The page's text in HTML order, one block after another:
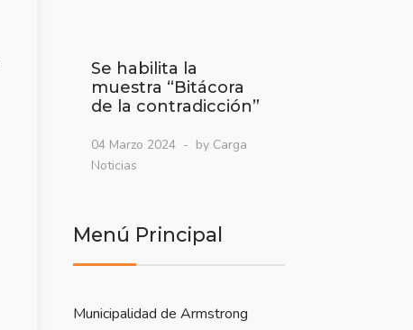
Se habilita la
muestra “Bitácora
de la contradicción”
04 Marzo 2024
by Carga
Noticias
Menú Principal
Municipalidad de Armstrong